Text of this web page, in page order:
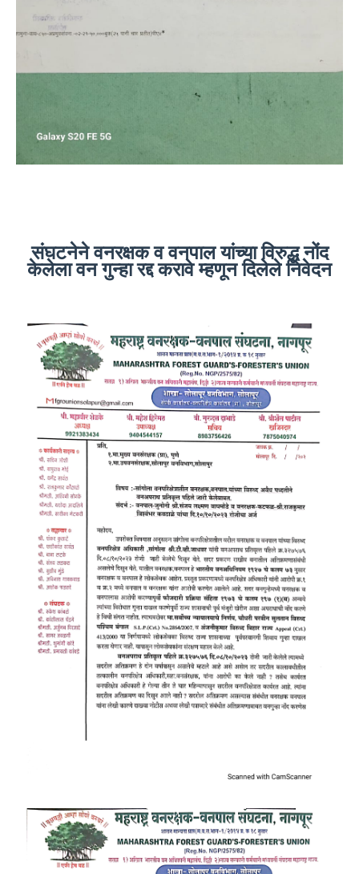
संघटनेने वनरक्षक व वनपाल यांच्या विरुद्ध नोंद
केलेला वन गुन्हा रद्द करावे म्हणून दिलेले निवेदन